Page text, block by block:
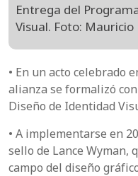
Entrega del
Visual. Foto:
• En un acto celebrado
alianza se formalizó
Diseño de Identidad
• A implementarse en
sello de Lance
campo del diseño